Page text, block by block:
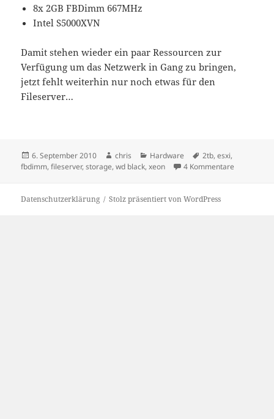
8x 2GB FBDimm 667MHz
Intel S5000XVN
Damit stehen wieder ein paar Ressourcen zur
Verfügung um das Netzwerk in Gang zu bringen,
jetzt fehlt weiterhin nur noch etwas für den
Fileserver…
Veröffentlicht
am
6. September 2010 Autor
chris Kategorien
Hardware Schlagwörter
2tb,esxi,
fbdimm,fileserver,storage,wd black,xeon 4 Kommentare
Datenschutzerklärung Stolz präsentiert von WordPress